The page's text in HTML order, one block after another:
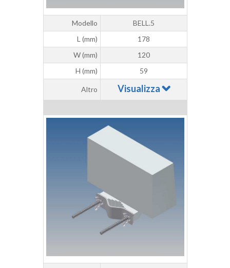
Modello
BELL.5
L (mm)
178
W (mm)
120
H (mm)
59
Altro Visualizza